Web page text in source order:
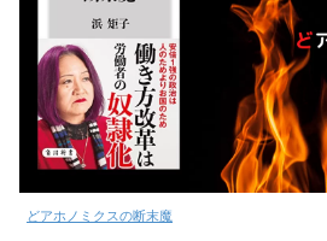
どアホノミクスの断末魔